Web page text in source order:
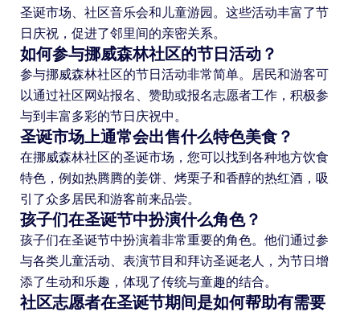
圣诞市场、社区音乐会和儿童游园。这些活动丰富了节
日庆祝，促进了邻里间的亲密关系。
如何参与挪威森林社区的节日活动？
参与挪威森林社区的节日活动非常简单。居民和游客可
以通过社区网站报名、赞助或报名志愿者工作，积极参
与到丰富多彩的节日庆祝中。
圣诞市场上通常会出售什么特色美食？
在挪威森林社区的圣诞市场，您可以找到各种地方饮食
特色，例如热腾腾的姜饼、烤栗子和香醇的热红酒，吸
引了众多居民和游客前来品尝。
孩子们在圣诞节中扮演什么角色？
孩子们在圣诞节中扮演着非常重要的角色。他们通过参
与各类儿童活动、表演节目和拜访圣诞老人，为节日增
添了生动和乐趣，体现了传统与童趣的结合。
社区志愿者在圣诞节期间是如何帮助有需要